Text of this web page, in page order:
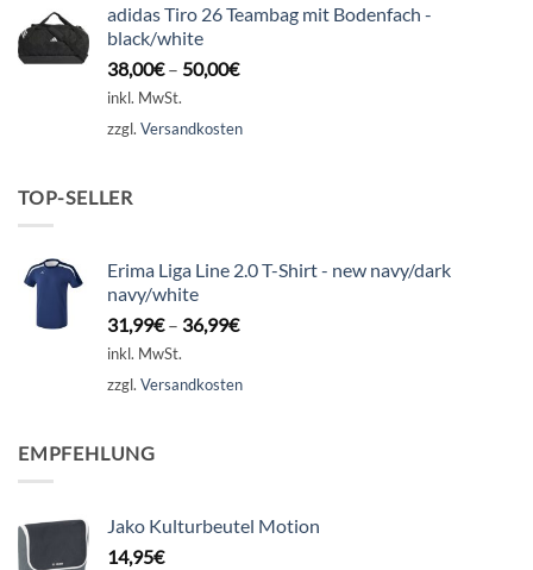
adidas Tiro 26 Teambag mit Bodenfach -
black/white
38,00€– 50,00€
inkl. MwSt.
zzgl. Versandkosten
TOP-SELLER
Erima Liga Line 2.0 T-Shirt - new navy/dark
navy/white
31,99€– 36,99€
inkl. MwSt.
zzgl. Versandkosten
EMPFEHLUNG
Jako Kulturbeutel Motion
14,95€